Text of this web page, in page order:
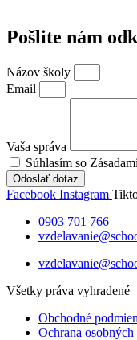
Pošlite nám
Názov školy
Email
Vaša správa
Súhlasím so
Odoslať dotaz
Facebook Instagram
0903 701 766
Všetky práva vyhradené
Obchodné
Ochrana